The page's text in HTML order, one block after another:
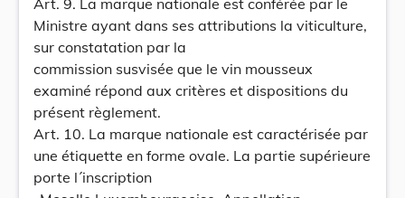
Art. 9. La marque nationale est conférée par le
Ministre ayant dans ses attributions la viticulture,
sur constatation par la
commission susvisée que le vin mousseux
examiné répond aux critères et dispositions du
présent règlement.
Art. 10. La marque nationale est caractérisée par
une étiquette en forme ovale. La partie supérieure
porte l´inscription